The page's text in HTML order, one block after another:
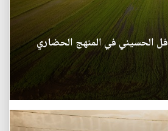
الحسيني في المنهج الحضاري